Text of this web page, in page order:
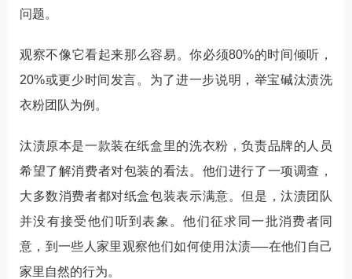
问题。
观察不像它看起来那么容易。你必须80%的时间倾听，
20%或更少时间发言。为了进一步说明，举宝碱汰渍洗
衣粉团队为例。
汰渍原本是一款装在纸盒里的洗衣粉，负责品牌的人员
希望了解消费者对包装的看法。他们进行了一项调查，
大多数消费者都对纸盒包装表示满意。但是，汰渍团队
并没有接受他们听到表象。他们征求同一批消费者同
意，到一些人家里观察他们如何使用汰渍──在他们自己
家里自然的行为。